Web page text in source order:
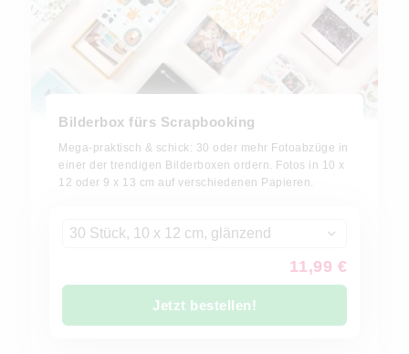
Bilderbox fürs Scrapbooking
Mega-praktisch & schick: 30 oder mehr Fotoabzüge in
einer der trendigen Bilderboxen ordern. Fotos in 10 x
12 oder 9 x 13 cm auf verschiedenen Papieren.
30 Stück, 10 x 12 cm, glänzend
11,99 €
Jetzt bestellen!